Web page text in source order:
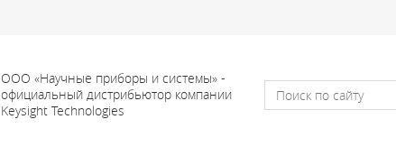
ООО «Научные приборы и системы» -
официальный дистрибьютор компании
Keysight Technologies